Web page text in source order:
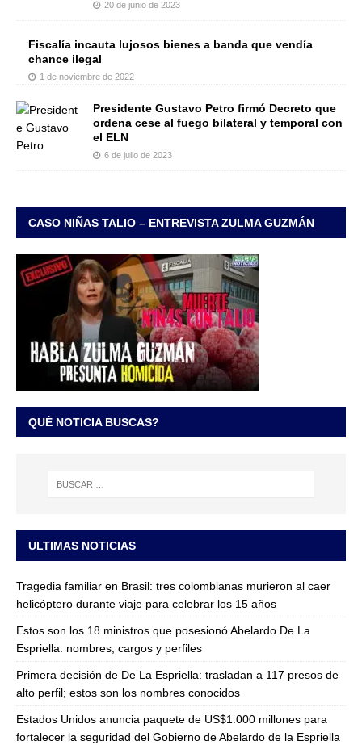
20 de junio de 2023
Fiscalía incauta lujosos bienes a banda que vendía
chance ilegal
1 de noviembre de 2022
Presidente Gustavo Petro firmó Decreto que
ordena cese al fuego bilateral y temporal con
el ELN
6 de julio de 2023
CASO NIÑAS TALIO – ENTREVISTA ZULMA GUZMÁN
QUÉ NOTICIA BUSCAS?
ULTIMAS NOTICIAS
Tragedia familiar en Brasil: tres colombianas murieron al caer
helicóptero durante viaje para celebrar los 15 años
Estos son los 18 ministros que posesionó Abelardo De La
Espriella: nombres, cargos y perfiles
Primera decisión de De La Espriella: trasladan a 117 presos de
alto perfil; estos son los nombres conocidos
Estados Unidos anuncia paquete de US$1.000 millones para
fortalecer la seguridad del Gobierno de Abelardo de la Espriella